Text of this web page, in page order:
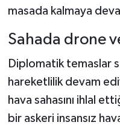
masada kalmaya
Sahada drone
Diplomatik temaslar
hareketlilik devam
hava sahasını ihlal
bir askeri insansız